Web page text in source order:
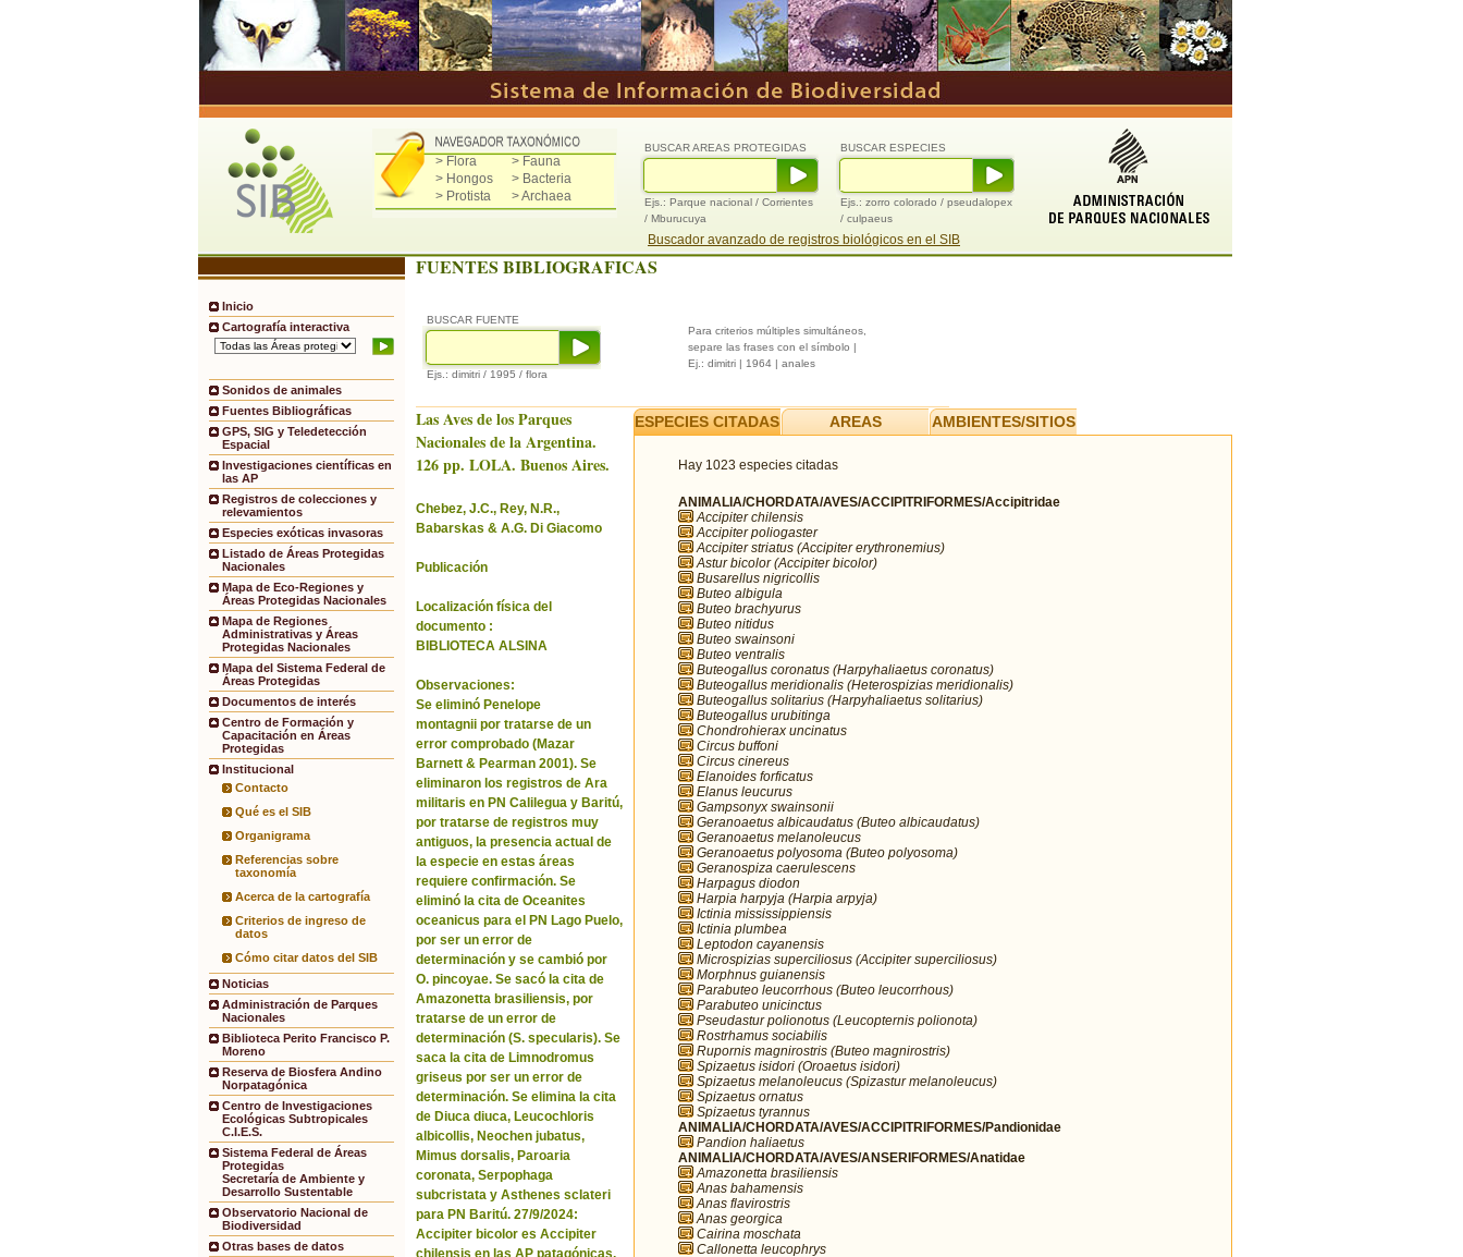
> Flora
> Fauna
> Hongos
> Bacteria
> Protista
> Archaea
BUSCAR ESPECIES
Ejs.: zorro colorado / pseudalopex
/ culpaeus
BUSCAR AREAS PROTEGIDAS
Ejs.: Parque nacional / Corrientes
/ Mburucuya
Buscador avanzado de registros biológicos en el SIB
Inicio
Cartografía interactiva
Sonidos de animales
Fuentes Bibliográficas
GPS, SIG y Teledetección
Espacial
Investigaciones científicas en
las AP
Registros de colecciones y
relevamientos
Especies exóticas invasoras
Listado de Áreas Protegidas
Nacionales
Mapa de Eco-Regiones y
Áreas Protegidas Nacionales
Mapa de Regiones
Administrativas y Áreas
Protegidas Nacionales
Mapa del Sistema Federal de
Áreas Protegidas
Documentos de interés
Centro de Formación y
Capacitación en Áreas
Protegidas
Institucional
Contacto
Qué es el SIB
Organigrama
Referencias sobre
taxonomía
Acerca de la cartografía
Criterios de ingreso de
datos
Cómo citar datos del SIB
Noticias
Administración de Parques
Nacionales
Biblioteca Perito Francisco P.
Moreno
Reserva de Biosfera Andino
Norpatagónica
Centro de Investigaciones
Ecológicas Subtropicales
C.I.E.S.
Sistema Federal de Áreas
Protegidas
Secretaría de Ambiente y
Desarrollo Sustentable
Observatorio Nacional de
Biodiversidad
Otras bases de datos
FUENTES BIBLIOGRAFICAS
BUSCAR FUENTE
Ejs.: dimitri / 1995 / flora
Para criterios múltiples simultáneos,
separe las frases con el símbolo |
Ej.: dimitri | 1964 | anales
Las Aves de los Parques
Nacionales de la Argentina.
126 pp. LOLA. Buenos Aires.
Chebez, J.C., Rey, N.R.,
Babarskas & A.G. Di Giacomo
Publicación
Localización física del
documento :
BIBLIOTECA ALSINA
Observaciones:
Se eliminó Penelope
montagnii por tratarse de un
error comprobado (Mazar
Barnett & Pearman 2001). Se
eliminaron los registros de Ara
militaris en PN Calilegua y Baritú,
por tratarse de registros muy
antiguos, la presencia actual de
la especie en estas áreas
requiere confirmación. Se
eliminó la cita de Oceanites
oceanicus para el PN Lago Puelo,
por ser un error de
determinación y se cambió por
O. pincoyae. Se sacó la cita de
Amazonetta brasiliensis, por
tratarse de un error de
determinación (S. specularis). Se
saca la cita de Limnodromus
griseus por ser un error de
determinación. Se elimina la cita
de Diuca diuca, Leucochloris
albicollis, Neochen jubatus,
Mimus dorsalis, Paroaria
coronata, Serpophaga
subcristata y Asthenes sclateri
para PN Baritú. 27/9/2024:
Accipiter bicolor es Accipiter
chilensis en las AP patagónicas.
ESPECIES CITADAS AREAS AMBIENTES/SITIOS
Hay 1023 especies citadas
ANIMALIA/CHORDATA/AVES/ACCIPITRIFORMES/Accipitridae
Accipiter chilensis
Accipiter poliogaster
Accipiter striatus (Accipiter erythronemius)
Astur bicolor (Accipiter bicolor)
Busarellus nigricollis
Buteo albigula
Buteo brachyurus
Buteo nitidus
Buteo swainsoni
Buteo ventralis
Buteogallus coronatus (Harpyhaliaetus coronatus)
Buteogallus meridionalis (Heterospizias meridionalis)
Buteogallus solitarius (Harpyhaliaetus solitarius)
Buteogallus urubitinga
Chondrohierax uncinatus
Circus buffoni
Circus cinereus
Elanoides forficatus
Elanus leucurus
Gampsonyx swainsonii
Geranoaetus albicaudatus (Buteo albicaudatus)
Geranoaetus melanoleucus
Geranoaetus polyosoma (Buteo polyosoma)
Geranospiza caerulescens
Harpagus diodon
Harpia harpyja (Harpia arpyja)
Ictinia mississippiensis
Ictinia plumbea
Leptodon cayanensis
Microspizias superciliosus (Accipiter superciliosus)
Morphnus guianensis
Parabuteo leucorrhous (Buteo leucorrhous)
Parabuteo unicinctus
Pseudastur polionotus (Leucopternis polionota)
Rostrhamus sociabilis
Rupornis magnirostris (Buteo magnirostris)
Spizaetus isidori (Oroaetus isidori)
Spizaetus melanoleucus (Spizastur melanoleucus)
Spizaetus ornatus
Spizaetus tyrannus
ANIMALIA/CHORDATA/AVES/ACCIPITRIFORMES/Pandionidae
Pandion haliaetus
ANIMALIA/CHORDATA/AVES/ANSERIFORMES/Anatidae
Amazonetta brasiliensis
Anas bahamensis
Anas flavirostris
Anas georgica
Cairina moschata
Callonetta leucophrys